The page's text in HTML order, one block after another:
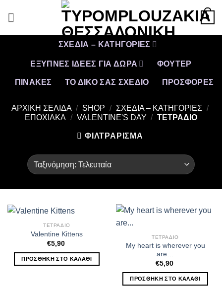
0
ΣΧΕΔΙΑ – ΚΑΤΗΓΟΡΙΕΣ
ΕΞΥΠΝΕΣ ΙΔΕΕΣ ΓΙΑ ΔΩΡΑ ΦΟΥΤΕΡ
ΠΙΝΑΚΕΣ ΤΟ ΔΙΚΟ ΣΑΣ ΣΧΕΔΙΟ ΠΡΟΣΦΟΡΈΣ
ΑΡΧΙΚΉ ΣΕΛΊΔΑ / SHOP / ΣΧΕΔΙΑ – ΚΑΤΗΓΟΡΙΕΣ /
ΕΠΟΧΙΑΚΑ / VALENTINE'S DAY / ΤΕΤΡΑΔΙΟ
ΦΙΛΤΡΆΡΙΣΜΑ
ΤΕΤΡΑΔΙΟ
Valentine Kittens
€5,90
ΠΡΟΣΘΉΚΗ ΣΤΟ ΚΑΛΆΘΙ
ΤΕΤΡΑΔΙΟ
My heart is wherever you
are…
€5,90
ΠΡΟΣΘΉΚΗ ΣΤΟ ΚΑΛΆΘΙ